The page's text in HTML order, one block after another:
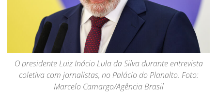
O presidente Luiz Inácio Lula da Silva durante entrevista
coletiva com jornalistas, no Palácio do Planalto. Foto:
Marcelo Camargo/Agência Brasil